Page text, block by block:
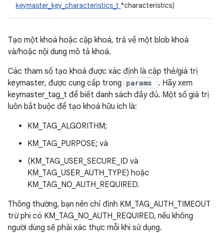
keymaster_key_characteristics_t *characteristics)
Tạo một khoá hoặc cặp khoá, trả về một blob khoá
và/hoặc nội dung mô tả khoá.
Các tham số tạo khoá được xác định là cặp thẻ/giá trị
keymaster, được cung cấp trong params
. Hãy xem
keymaster_tag_t để biết danh sách đầy đủ. Một số giá trị
luôn bắt buộc để tạo khoá hữu ích là:
KM_TAG_ALGORITHM;
KM_TAG_PURPOSE; và
(KM_TAG_USER_SECURE_ID và
KM_TAG_USER_AUTH_TYPE) hoặc
KM_TAG_NO_AUTH_REQUIRED.
Thông thường, bạn nên chỉ định KM_TAG_AUTH_TIMEOUT
trừ phi có KM_TAG_NO_AUTH_REQUIRED, nếu không
người dùng sẽ phải xác thực mỗi khi sử dụng.